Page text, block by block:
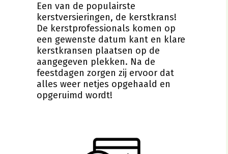
Een van de populairste
kerstversieringen, de kerstkrans!
De kerstprofessionals komen op
een gewenste datum kant en klare
kerstkransen plaatsen op de
aangegeven plekken. Na de
feestdagen zorgen zij ervoor dat
alles weer netjes opgehaald en
opgeruimd wordt!